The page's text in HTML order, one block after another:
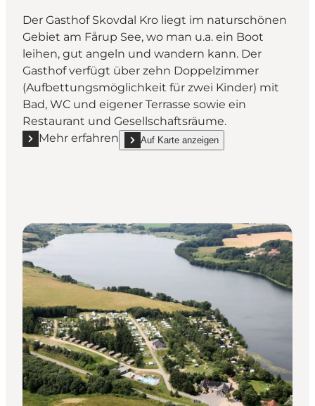
Der Gasthof Skovdal Kro liegt im naturschönen
Gebiet am Fårup See, wo man u.a. ein Boot
leihen, gut angeln und wandern kann. Der
Gasthof verfügt über zehn Doppelzimmer
(Aufbettungsmöglichkeit für zwei Kinder) mit
Bad, WC und eigener Terrasse sowie ein
Restaurant und Gesellschaftsräume.
Mehr erfahren
Mehr erfahren "Skovdal Kro"Auf Karte anzeigen
show Skovdal Kro on_map